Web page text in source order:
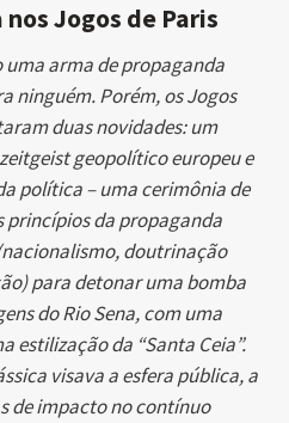
Jogos de Paris
uma arma de propaganda
ninguém. Porém, os Jogos
duas novidades: um
geopolítico europeu e
política – uma cerimônia de
princípios da propaganda
doutrinação
para detonar uma bomba
do Rio Sena, com uma
estilização da “Santa Ceia”.
visava a esfera pública, a
de impacto no contínuo